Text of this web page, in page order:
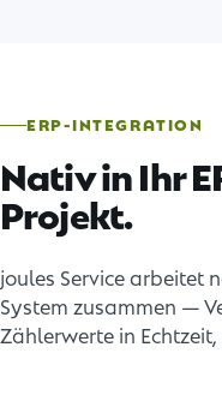
ERP-INTEGRATION
Nativ in Ihr
Projekt.
joules Service arbeitet
System zusammen —
Zählerwerte in